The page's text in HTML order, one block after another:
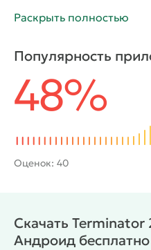
не менее опасных
«Терминатор 2: Судный
придёт спаситель»
в событиях самому.
решения, управляя
Коннор и её сыном,
предотвращения
предсказанного
а потом – взрослый
Сопротивления,
Раскрыть полностью
Популярность
48%
Оценок: 40
Скачать Terminator
Андроид бесплатно